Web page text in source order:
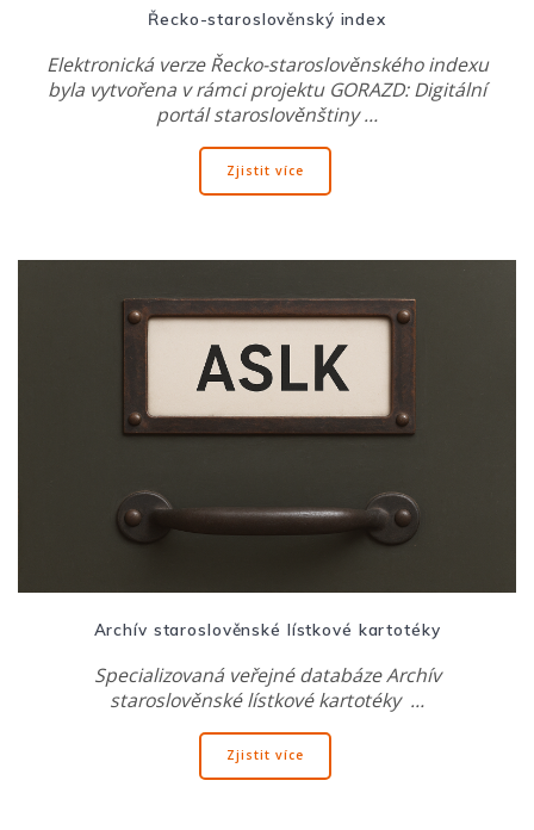
Řecko-staroslověnský index
Elektronická verze Řecko-staroslověnského indexu
byla vytvořena v rámci projektu GORAZD: Digitální
portál staroslověnštiny …
Zjistit více
Archív staroslověnské lístkové kartotéky
Specializovaná veřejné databáze Archív
staroslověnské lístkové kartotéky …
Zjistit více